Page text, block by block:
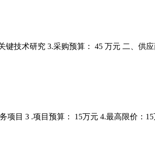
技术研究 3.采购预算： 45 万元 二、供
目 3 .项目预算： 15万元 4.最高限价：15